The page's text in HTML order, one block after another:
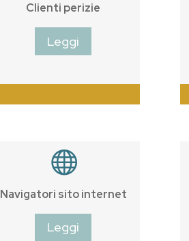
Clienti perizie
Leggi

Navigatori sito internet
Leggi